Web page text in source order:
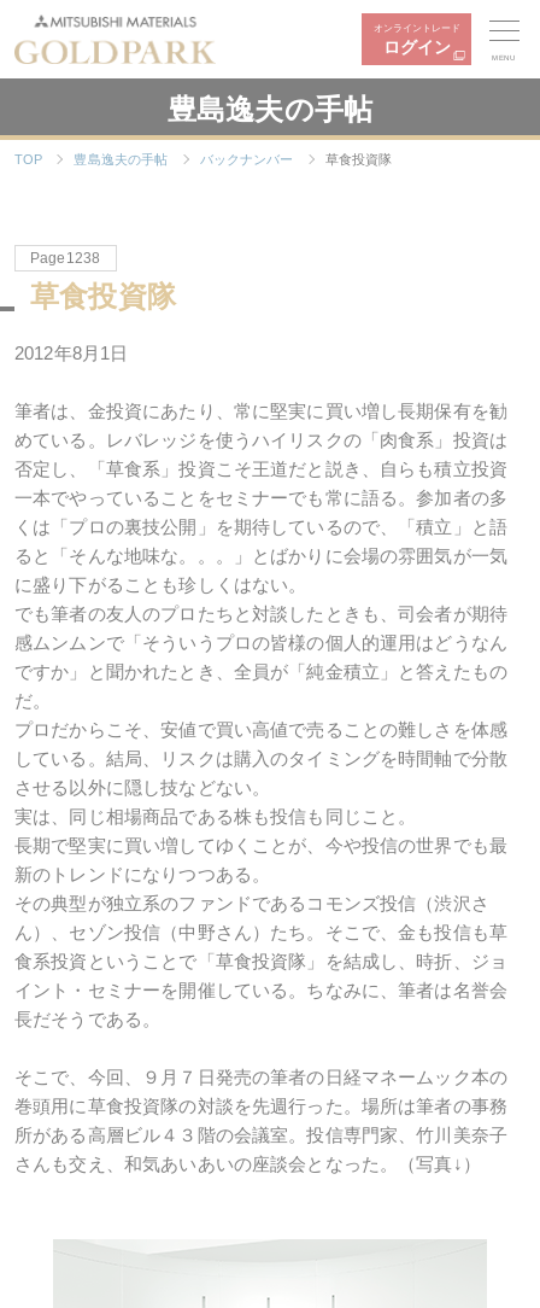
オンライントレード
ログイン
MENU
豊島逸夫の手帖
TOP 豊島逸夫の手帖 バックナンバー 草食投資隊
Page1238
草食投資隊
2012年8月1日
筆者は、金投資にあたり、常に堅実に買い増し長期保有を勧
めている。レバレッジを使うハイリスクの「肉食系」投資は
否定し、「草食系」投資こそ王道だと説き、自らも積立投資
一本でやっていることをセミナーでも常に語る。参加者の多
くは「プロの裏技公開」を期待しているので、「積立」と語
ると「そんな地味な。。。」とばかりに会場の雰囲気が一気
に盛り下がることも珍しくはない。
でも筆者の友人のプロたちと対談したときも、司会者が期待
感ムンムンで「そういうプロの皆様の個人的運用はどうなん
ですか」と聞かれたとき、全員が「純金積立」と答えたもの
だ。
プロだからこそ、安値で買い高値で売ることの難しさを体感
している。結局、リスクは購入のタイミングを時間軸で分散
させる以外に隠し技などない。
実は、同じ相場商品である株も投信も同じこと。
長期で堅実に買い増してゆくことが、今や投信の世界でも最
新のトレンドになりつつある。
その典型が独立系のファンドであるコモンズ投信（渋沢さ
ん）、セゾン投信（中野さん）たち。そこで、金も投信も草
食系投資ということで「草食投資隊」を結成し、時折、ジョ
イント・セミナーを開催している。ちなみに、筆者は名誉会
長だそうである。
そこで、今回、９月７日発売の筆者の日経マネームック本の
巻頭用に草食投資隊の対談を先週行った。場所は筆者の事務
所がある高層ビル４３階の会議室。投信専門家、竹川美奈子
さんも交え、和気あいあいの座談会となった。（写真↓）